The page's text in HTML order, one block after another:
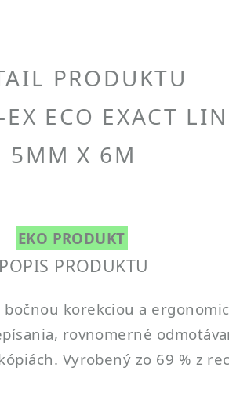
PRODUKTU
ECO EXACT
5MM X 6M
EKO PRODUKT
POPIS PRODUKTU
korekciou a
rovnomerné
Vyrobený zo 69 % z